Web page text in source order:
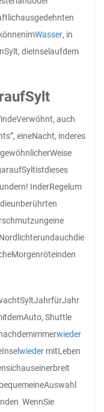
ausgedehnten
könnenimWasser, in
Sylt, dieInselaufdem
aufSylt
Verwöhnt, auch
eineNacht, inderes
gewöhnlicherWeise
aufSyltistdieses
InderRegel um
dieunberührten
eine
Nordlichterundauchdie
Morgenröteinden
SyltJahrfürJahr
demAuto, Shuttle
demimmerwieder
Inselwieder mitLeben
sichauseinerbreit
bequemeineAuswahl
WennSie